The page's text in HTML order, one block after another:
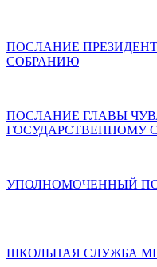
ПОСЛАНИЕ
СОБРАНИЮ
ПОСЛАНИЕ ГЛАВЫ
ГОСУДАРСТВЕННОМУ
УПОЛНОМОЧЕННЫЙ
ШКОЛЬНАЯ СЛУЖБА